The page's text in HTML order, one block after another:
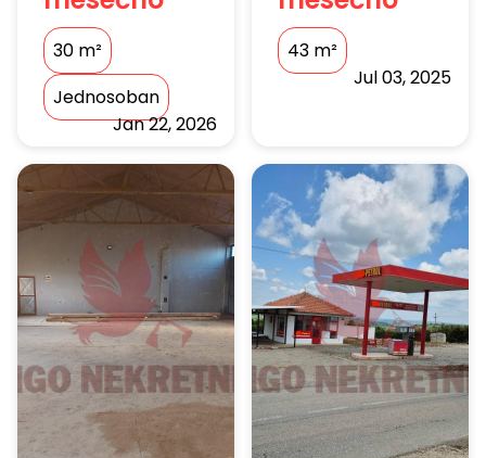
30 m²
Jednosoban
Jan 22, 2026
43 m²
Jul 03, 2025